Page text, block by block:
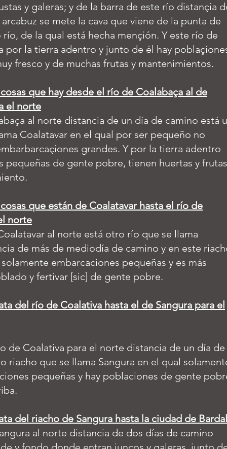
y galeras; y de la barra de este río distançia
se mete la cava que viene de la punta de
de la qual está hecha mençión. Y este río de
por la tierra adentro y junto de él hay
fresco y de muchas frutas y mantenimientos.
que hay desde el río de Coalabaça al de
el norte
al norte distancia de un día de camino está
Coalatavar en el qual por ser pequeño no
grandes. Y por la tierra adentro
pequeñas de gente pobre, tienen huertas y
que están de Coalatavar hasta el río de
norte
al norte está otro río que se llama
de más de mediodía de camino y en este
embarcaciones pequeñas y es más
y fertivar [sic] de gente pobre.
del río de Coalativa hasta el de Sangura para el
de Coalativa para el norte distancia de un día de
riacho que se llama Sangura en el qual
pequeñas y hay poblaciones de gente
del riacho de Sangura hasta la ciudad de
al norte distancia de dos días de camino